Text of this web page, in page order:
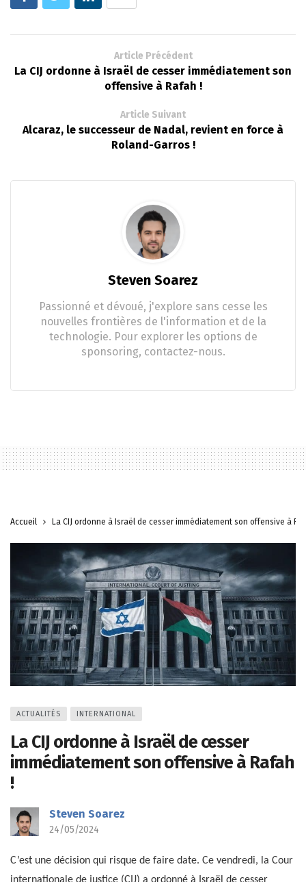
Article Précédent
La CIJ ordonne à Israël de cesser immédiatement son
offensive à Rafah !
Article Suivant
Alcaraz, le successeur de Nadal, revient en force à
Roland-Garros !
Steven Soarez
Passionné et dévoué, j'explore sans cesse les
nouvelles frontières de l'information et de la
technologie. Pour explorer les options de
sponsoring, contactez-nous.
Accueil La CIJ ordonne à Israël de cesser immédiatement son offensive à
ACTUALITÉS INTERNATIONAL
La CIJ ordonne à Israël de cesser
immédiatement son offensive à Rafah
!
Steven Soarez
24/05/2024
C’est une décision qui risque de faire date. Ce vendredi, la Cour
internationale de justice (CIJ) a ordonné à Israël de cesser